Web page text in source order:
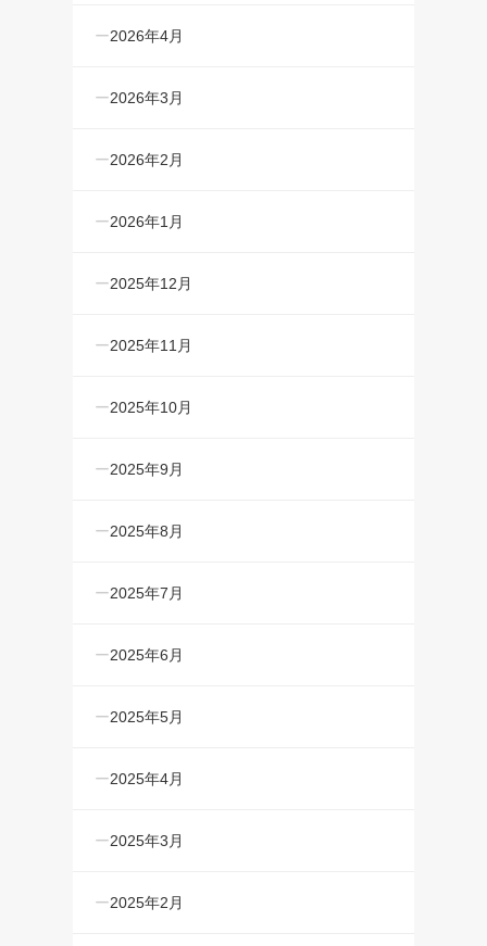
2026年4月
2026年3月
2026年2月
2026年1月
2025年12月
2025年11月
2025年10月
2025年9月
2025年8月
2025年7月
2025年6月
2025年5月
2025年4月
2025年3月
2025年2月